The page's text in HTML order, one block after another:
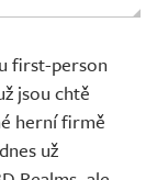
first-person
jsou chtě
herní firmě
už